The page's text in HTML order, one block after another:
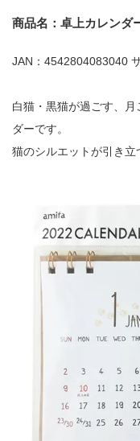
商品名：卓上カレンダ
JAN：4542804083040
白猫・黒猫が過ごす、
ダーです。
猫のシルエットが引き立